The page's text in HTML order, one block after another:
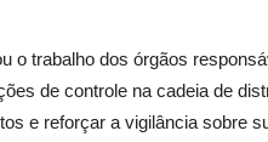
o trabalho dos órgãos
de controle na cadeia de
e reforçar a vigilância sobre